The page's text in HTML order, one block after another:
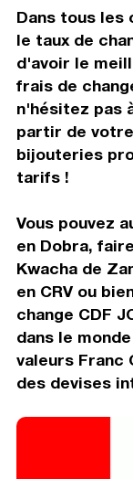
Dans tous
le taux de
d'avoir le
frais de
n'hésitez pas
partir de
bijouteries
tarifs !
Vous pouvez
en Dobra,
Kwacha de
en CRV ou
change CDF
dans le
valeurs Franc
des devises